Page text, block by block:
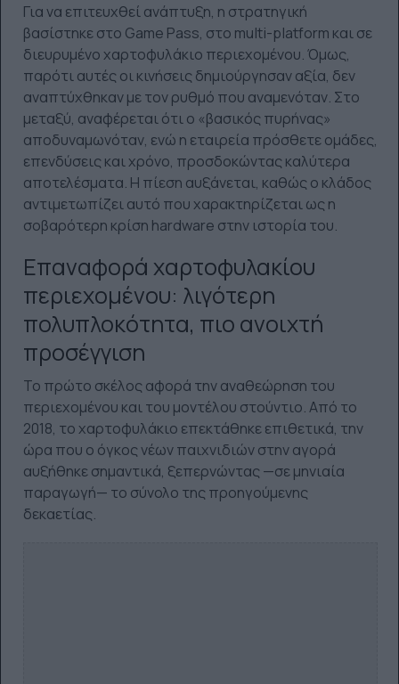
Για να επιτευχθεί ανάπτυξη, η στρατηγική
βασίστηκε στο Game Pass, στο multi-platform και σε
διευρυμένο χαρτοφυλάκιο περιεχομένου. Όμως,
παρότι αυτές οι κινήσεις δημιούργησαν αξία, δεν
αναπτύχθηκαν με τον ρυθμό που αναμενόταν. Στο
μεταξύ, αναφέρεται ότι ο «βασικός πυρήνας»
αποδυναμωνόταν, ενώ η εταιρεία πρόσθετε ομάδες,
επενδύσεις και χρόνο, προσδοκώντας καλύτερα
αποτελέσματα. Η πίεση αυξάνεται, καθώς ο κλάδος
αντιμετωπίζει αυτό που χαρακτηρίζεται ως η
σοβαρότερη κρίση hardware στην ιστορία του.
Επαναφορά χαρτοφυλακίου
περιεχομένου: λιγότερη
πολυπλοκότητα, πιο ανοιχτή
προσέγγιση
Το πρώτο σκέλος αφορά την αναθεώρηση του
περιεχομένου και του μοντέλου στούντιο. Από το
2018, το χαρτοφυλάκιο επεκτάθηκε επιθετικά, την
ώρα που ο όγκος νέων παιχνιδιών στην αγορά
αυξήθηκε σημαντικά, ξεπερνώντας —σε μηνιαία
παραγωγή— το σύνολο της προηγούμενης
δεκαετίας.